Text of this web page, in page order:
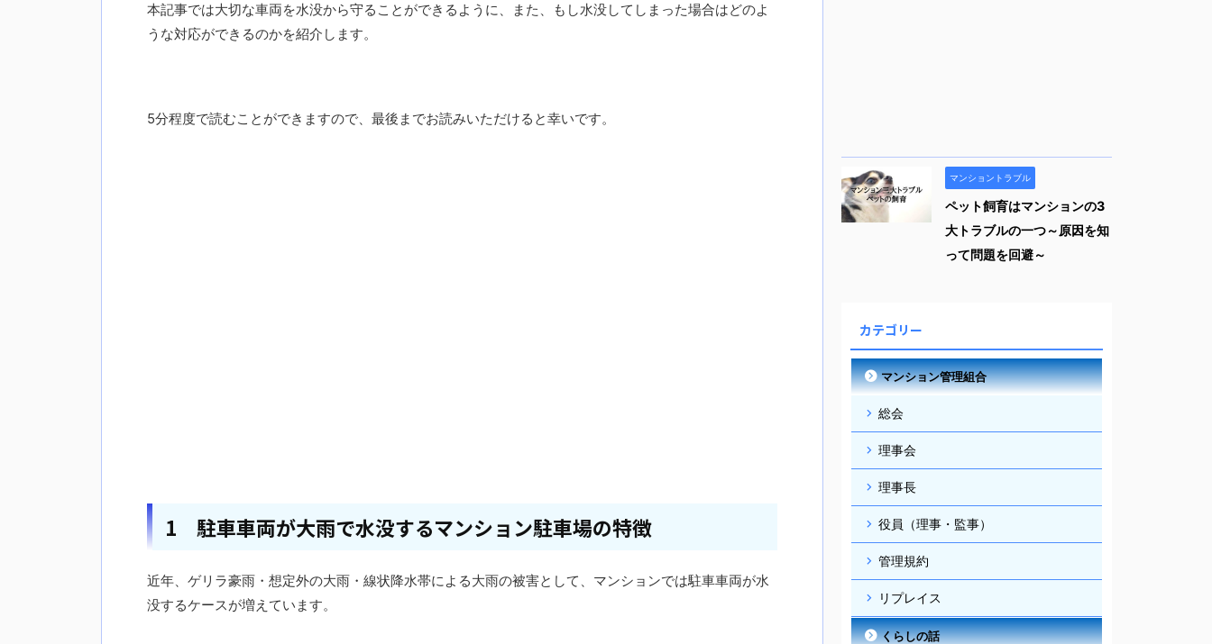
本記事では大切な車両を水没から守ることができるように、また、もし水没してしまった場合はどのよ
うな対応ができるのかを紹介します。
5分程度で読むことができますので、最後までお読みいただけると幸いです。
1 駐車車両が大雨で水没するマンション駐車場の特徴
近年、ゲリラ豪雨・想定外の大雨・線状降水帯による大雨の被害として、マンションでは駐車車両が水
没するケースが増えています。
マンショントラブル
ペット飼育はマンションの3
大トラブルの一つ～原因を知
って問題を回避～
カテゴリー
マンション管理組合
総会
理事会
理事長
役員（理事・監事）
管理規約
リプレイス
くらしの話